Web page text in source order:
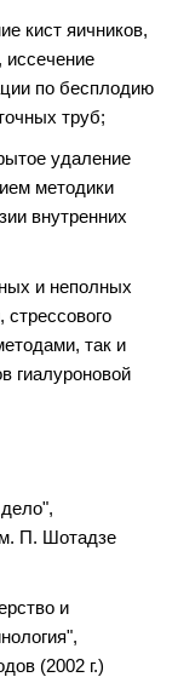
кист яичников,
иссечение
по бесплодию
труб;
удаление
методики
внутренних
и неполных
так и
гиалуроновой
П. Шотадзе
и
(2002 г.)